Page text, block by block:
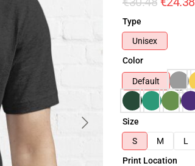
Type
Unisex
Color
Default
Size
S
M L
Print Location